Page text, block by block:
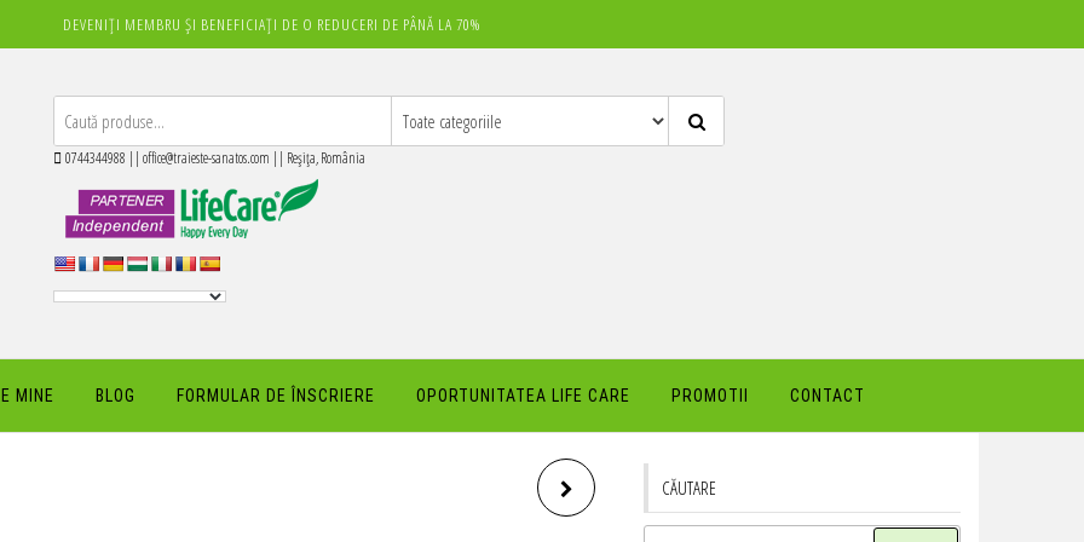
DEVENIȚI MEMBRU ȘI BENEFICIAȚI DE O REDUCERI DE PÂNĂ LA 70%
0744344988 || office@traieste-sanatos.com || Reșița, România
MINE BLOG FORMULAR DE ÎNSCRIERE OPORTUNITATEA LIFE CARE PROMOTII CONTACT
CĂUTARE